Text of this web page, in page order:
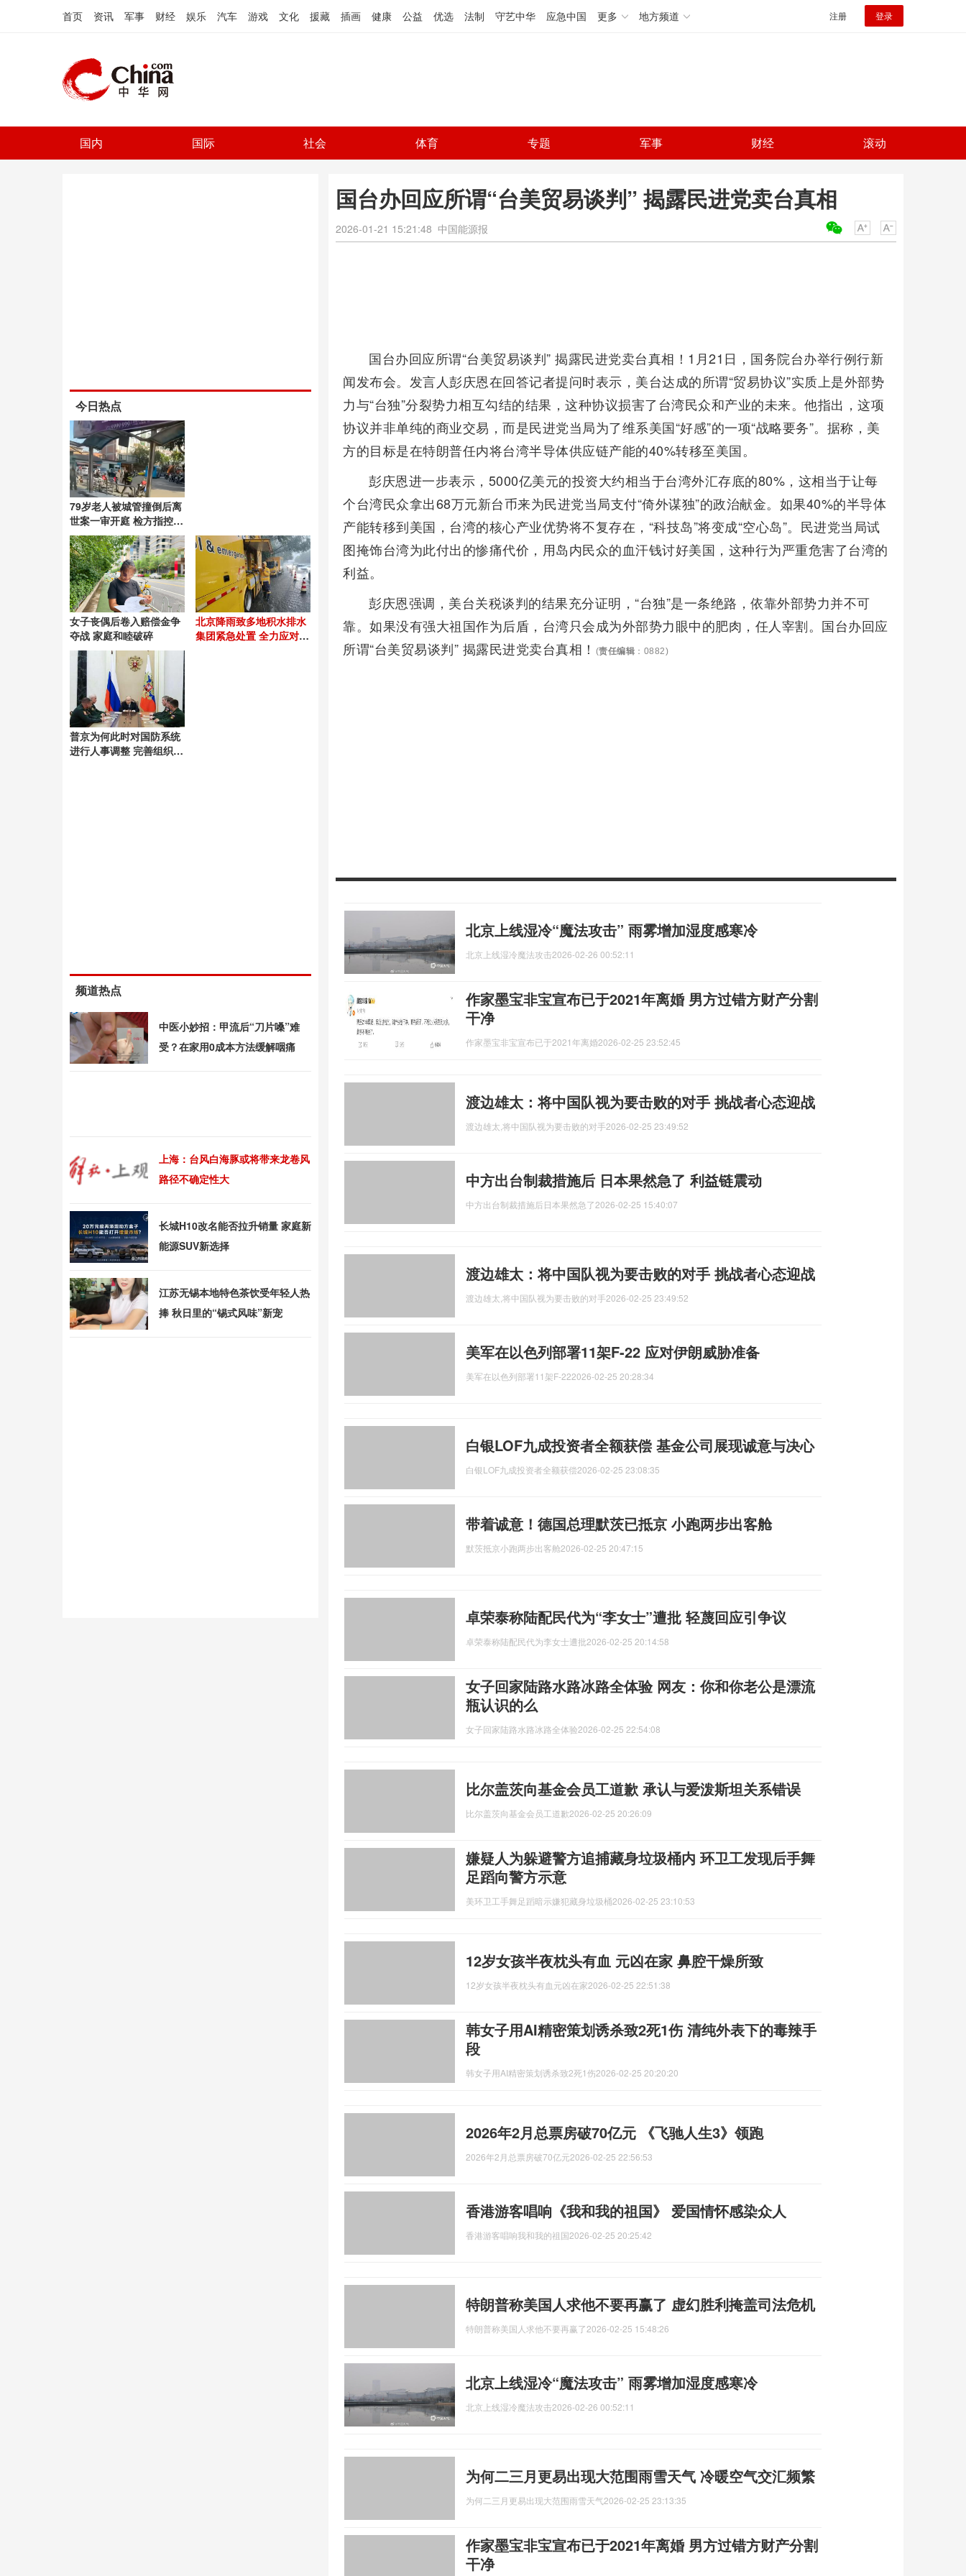
首页 资讯 军事 财经 娱乐 汽车 游戏 文化 援藏 插画 健康 公益 优选 法制 守艺中华 应急中国 更多 地方频道 注册 登录
国内 国际 社会 体育 专题 军事 财经 滚动
国台办回应所谓“台美贸易谈判” 揭露民进党卖台真相
2026-01-21 15:21:48 中国能源报
国台办回应所谓“台美贸易谈判” 揭露民进党卖台真相！1月21日，国务院台办举行例行新
闻发布会。发言人彭庆恩在回答记者提问时表示，美台达成的所谓“贸易协议”实质上是外部势
力与“台独”分裂势力相互勾结的结果，这种协议损害了台湾民众和产业的未来。他指出，这项
协议并非单纯的商业交易，而是民进党当局为了维系美国“好感”的一项“战略要务”。据称，美
方的目标是在特朗普任内将台湾半导体供应链产能的40%转移至美国。
彭庆恩进一步表示，5000亿美元的投资大约相当于台湾外汇存底的80%，这相当于让每
个台湾民众拿出68万元新台币来为民进党当局支付“倚外谋独”的政治献金。如果40%的半导体
产能转移到美国，台湾的核心产业优势将不复存在，“科技岛”将变成“空心岛”。民进党当局试
图掩饰台湾为此付出的惨痛代价，用岛内民众的血汗钱讨好美国，这种行为严重危害了台湾的
利益。
彭庆恩强调，美台关税谈判的结果充分证明，“台独”是一条绝路，依靠外部势力并不可
靠。如果没有强大祖国作为后盾，台湾只会成为外部势力眼中的肥肉，任人宰割。国台办回应
所谓“台美贸易谈判” 揭露民进党卖台真相！
(责任编辑 ：0882)
北京上线湿冷“魔法攻击” 雨雾增加湿度感寒冷
北京上线湿冷魔法攻击2026-02-26 00:52:11
作家墨宝非宝宣布已于2021年离婚 男方过错方财产分割
干净
作家墨宝非宝宣布已于2021年离婚2026-02-25 23:52:45
渡边雄太：将中国队视为要击败的对手 挑战者心态迎战
渡边雄太,将中国队视为要击败的对手2026-02-25 23:49:52
中方出台制裁措施后 日本果然急了 利益链震动
中方出台制裁措施后日本果然急了2026-02-25 15:40:07
渡边雄太：将中国队视为要击败的对手 挑战者心态迎战
渡边雄太,将中国队视为要击败的对手2026-02-25 23:49:52
美军在以色列部署11架F-22 应对伊朗威胁准备
美军在以色列部署11架F-222026-02-25 20:28:34
白银LOF九成投资者全额获偿 基金公司展现诚意与决心
白银LOF九成投资者全额获偿2026-02-25 23:08:35
带着诚意！德国总理默茨已抵京 小跑两步出客舱
默茨抵京小跑两步出客舱2026-02-25 20:47:15
卓荣泰称陆配民代为“李女士”遭批 轻蔑回应引争议
卓荣泰称陆配民代为李女士遭批2026-02-25 20:14:58
女子回家陆路水路冰路全体验 网友：你和你老公是漂流
瓶认识的么
女子回家陆路水路冰路全体验2026-02-25 22:54:08
比尔盖茨向基金会员工道歉 承认与爱泼斯坦关系错误
比尔盖茨向基金会员工道歉2026-02-25 20:26:09
嫌疑人为躲避警方追捕藏身垃圾桶内 环卫工发现后手舞
足蹈向警方示意
美环卫工手舞足蹈暗示嫌犯藏身垃圾桶2026-02-25 23:10:53
12岁女孩半夜枕头有血 元凶在家 鼻腔干燥所致
12岁女孩半夜枕头有血元凶在家2026-02-25 22:51:38
韩女子用AI精密策划诱杀致2死1伤 清纯外表下的毒辣手
段
韩女子用AI精密策划诱杀致2死1伤2026-02-25 20:20:20
2026年2月总票房破70亿元 《飞驰人生3》领跑
2026年2月总票房破70亿元2026-02-25 22:56:53
香港游客唱响《我和我的祖国》 爱国情怀感染众人
香港游客唱响我和我的祖国2026-02-25 20:25:42
特朗普称美国人求他不要再赢了 虚幻胜利掩盖司法危机
特朗普称美国人求他不要再赢了2026-02-25 15:48:26
北京上线湿冷“魔法攻击” 雨雾增加湿度感寒冷
北京上线湿冷魔法攻击2026-02-26 00:52:11
为何二三月更易出现大范围雨雪天气 冷暖空气交汇频繁
为何二三月更易出现大范围雨雪天气2026-02-25 23:13:35
作家墨宝非宝宣布已于2021年离婚 男方过错方财产分割
干净
今日热点
79岁老人被城管撞倒后离
世案一审开庭 检方指控故
意伤害罪
女子丧偶后卷入赔偿金争
夺战 家庭和睦破碎
北京降雨致多地积水排水
集团紧急处置 全力应对强
普京为何此时对国防系统
进行人事调整 完善组织结
频道热点
中医小妙招：甲流后“刀片嗓”难
受？在家用0成本方法缓解咽痛
上海：台风白海豚或将带来龙卷风
路径不确定性大
长城H10改名能否拉升销量 家庭新
能源SUV新选择
江苏无锡本地特色茶饮受年轻人热
捧 秋日里的“锡式风味”新宠